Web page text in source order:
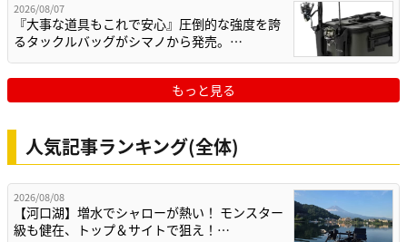
2026/08/07
『大事な道具もこれで安心』圧倒的な強度を誇
るタックルバッグがシマノから発売。…
もっと見る
人気記事ランキング(全体)
2026/08/08
【河口湖】増水でシャローが熱い！ モンスター
級も健在、トップ＆サイトで狙え！…